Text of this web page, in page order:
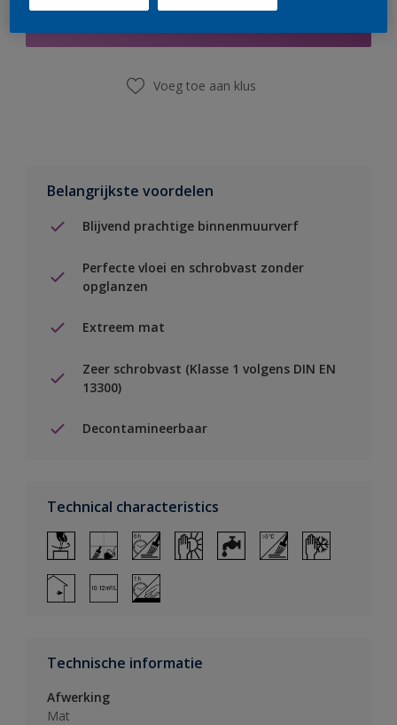
Voeg toe aan klus
Belangrijkste voordelen
Blijvend prachtige binnenmuurverf
Perfecte vloei en schrobvast zonder
opglanzen
Extreem mat
Zeer schrobvast (Klasse 1 volgens DIN EN
13300)
Decontamineerbaar
Technical characteristics
Technische informatie
Afwerking
Mat